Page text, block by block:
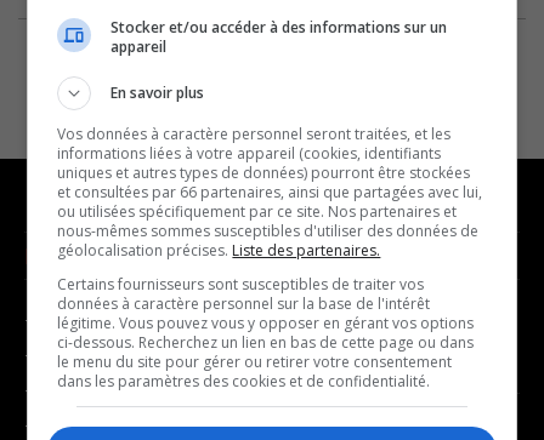
NOUVELLES
- Affaires municipales
- Communauté / Social
- Culture
- Économie
MUSIQUE
- Décompte franco
- Joué récemment
BALADOS
Stocker et/ou accéder à des informations sur un
appareil
En savoir plus
Vos données à caractère personnel seront traitées, et les
informations liées à votre appareil (cookies, identifiants
uniques et autres types de données) pourront être stockées
et consultées par 66 partenaires, ainsi que partagées avec lui,
ou utilisées spécifiquement par ce site. Nos partenaires et
nous-mêmes sommes susceptibles d'utiliser des données de
géolocalisation précises. Liste des partenaires.
Certains fournisseurs sont susceptibles de traiter vos
données à caractère personnel sur la base de l'intérêt
légitime. Vous pouvez vous y opposer en gérant vos options
ci-dessous. Recherchez un lien en bas de cette page ou dans
le menu du site pour gérer ou retirer votre consentement
dans les paramètres des cookies et de confidentialité.